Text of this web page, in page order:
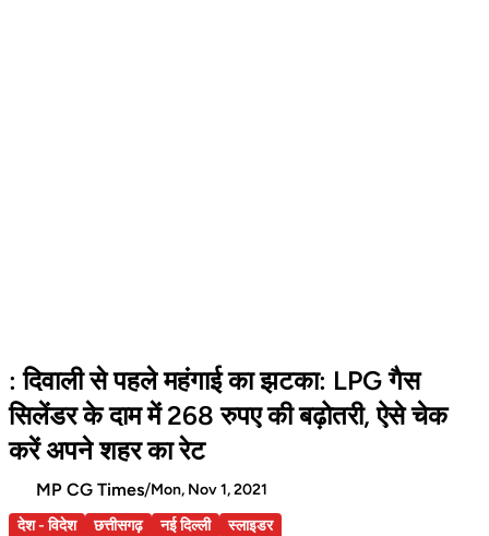
: दिवाली से पहले महंगाई का झटका: LPG गैस
सिलेंडर के दाम में 268 रुपए की बढ़ोतरी, ऐसे चेक
करें अपने शहर का रेट
MP CG Times/Mon, Nov 1, 2021
देश - विदेश
छत्तीसगढ़ नई दिल्ली स्लाइडर